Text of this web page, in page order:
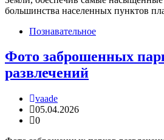
большинства населенных пунктов
Познавательное
Фото заброшенных
развлечений
vaade
05.04.2026
0